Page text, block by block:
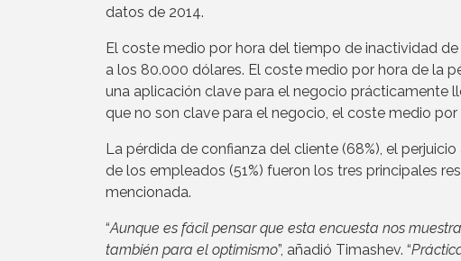
datos de 2014.
El coste medio por hora del tiempo de inactividad
a los 80.000 dólares. El coste medio por hora de la
una aplicación clave para el negocio prácticamente
que no son clave para el negocio, el coste medio
La pérdida de confianza del cliente (68%), el
de los empleados (51%) fueron los tres principales
mencionada.
“Aunque es fácil pensar que esta encuesta nos
también para el optimismo”, añadió Timashev. “